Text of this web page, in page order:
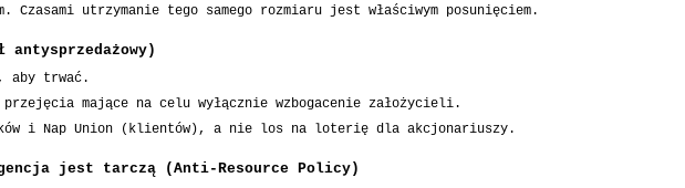
Czasami utrzymanie tego samego rozmiaru jest właściwym posunięciem.
aby trwać.
mające na celu wyłącznie wzbogacenie założycieli.
i Nap Union (klientów), a nie los na loterię dla akcjonariuszy.
jest tarczą (Anti-Resource Policy)